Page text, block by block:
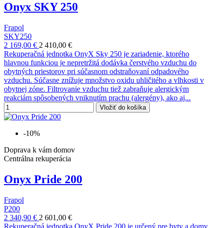
Onyx SKY 250
Frapol
SKY250
2 169,00 € 2 410,00 €
Rekuperačná jednotka OnyX Sky 250 je zariadenie, ktorého
hlavnou funkciou je nepretržitá dodávka čerstvého vzduchu do
obytných priestorov pri súčasnom odstraňovaní odpadového
vzduchu. Súčasne znížuje množstvo oxidu uhličitého a vlhkosti v
obytnej zóne. Filtrovanie vzduchu tiež zabraňuje alergickým
reakciám spôsobených vniknutím prachu (alergény), ako aj...
Vložiť do košíka
-10%
Doprava k vám domov
Centrálna rekuperácia
Onyx Pride 200
Frapol
P200
2 340,90 € 2 601,00 €